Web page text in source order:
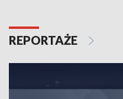
REPORTAŻE